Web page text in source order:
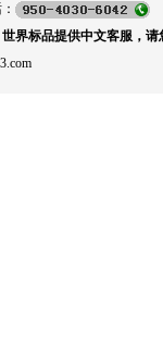
界标品提供中文客服，请